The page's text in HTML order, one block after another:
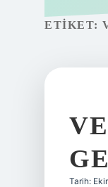
ETIKET:
Tarih: